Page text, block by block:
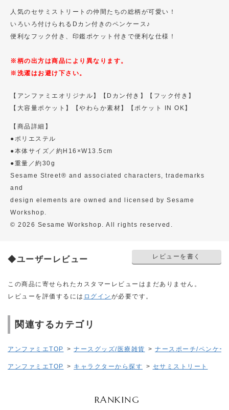
人気のセサミストリートの仲間たちの総柄が可愛い！
いろいろ付けられるDカン付きのペンケース♪
便利なフック付き、印鑑ポケット付きで便利な仕様！
※柄の出方は商品により異なります。
※洗濯はお避け下さい。
【アンファミエオリジナル】 【Dカン付き】
【フック付き】
【大容量ポケット】
【やわらか素材】 【ポケット IN OK】
【商品詳細】
●ポリエステル
●本体サイズ／約H16×W13.5cm
●重量／約30g
Sesame Street® and associated characters, trademarks
and
design elements are owned and licensed by Sesame
Workshop.
© 2026 Sesame Workshop. All rights reserved.
◆ユーザーレビュー レビューを書く
この商品に寄せられたカスタマーレビューはまだありません。
レビューを評価するには ログイン が必要です。
関連するカテゴリ
アンファミエTOP > ナースグッズ/医療雑貨 > ナースポーチ/ペンケー
アンファミエTOP > キャラクターから探す > セサミストリート
RANKING